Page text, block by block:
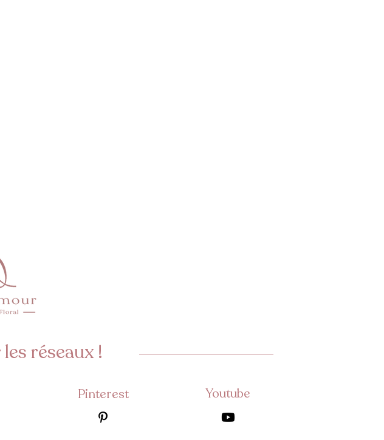
réseaux !
Pinterest Youtube